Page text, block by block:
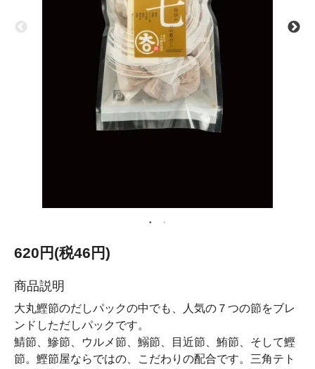
620円(税46円)
商品説明
大丸鰹節のだしパックの中でも、人気の７つの節をブレ
ンドしただしパックです。
鯖節、鰺節、ウルメ節、鰯節、目近節、鮪節、そして鰹
節。鰹節屋ならではの、こだわりの配合です。三角テト